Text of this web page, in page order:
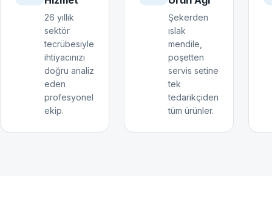
26 yıllık
sektör
tecrübesiyle
ihtiyacınızı
doğru analiz
eden
profesyonel
ekip.
Şekerden
ıslak
mendile,
poşetten
servis setine
tek
tedarikçiden
tüm ürünler.